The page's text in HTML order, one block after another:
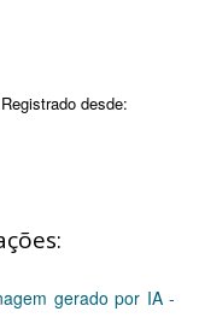
desde:
gerado por IA -